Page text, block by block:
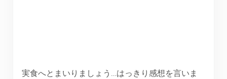
実食へとまいりましょう…はっきり感想を言いま